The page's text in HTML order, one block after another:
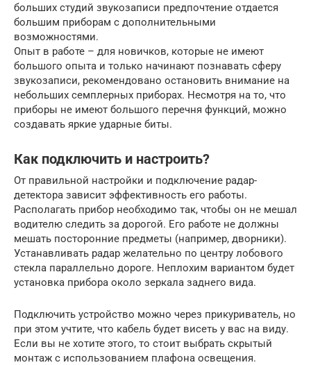
больших студий звукозаписи предпочтение отдается
большим приборам с дополнительными
возможностями.
Опыт в работе – для новичков, которые не имеют
большого опыта и только начинают познавать сферу
звукозаписи, рекомендовано остановить внимание на
небольших семплерных приборах. Несмотря на то, что
приборы не имеют большого перечня функций, можно
создавать яркие ударные биты.
Как подключить и настроить?
От правильной настройки и подключение радар-
детектора зависит эффективность его работы.
Располагать прибор необходимо так, чтобы он не мешал
водителю следить за дорогой. Его работе не должны
мешать посторонние предметы (например, дворники).
Устанавливать радар желательно по центру лобового
стекла параллельно дороге. Неплохим вариантом будет
установка прибора около зеркала заднего вида.
Подключить устройство можно через прикуриватель, но
при этом учтите, что кабель будет висеть у вас на виду.
Если вы не хотите этого, то стоит выбрать скрытый
монтаж с использованием плафона освещения.